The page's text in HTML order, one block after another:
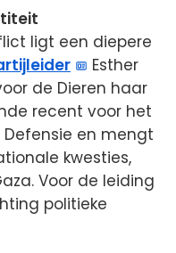
ligt een diepere
Esther
de Dieren haar
recent voor het
en mengt
kwesties,
Voor de leiding
politieke